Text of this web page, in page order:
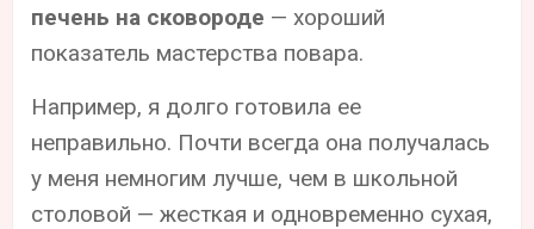
печень на сковороде — хороший
показатель мастерства повара.
Например, я долго готовила ее
неправильно. Почти всегда она получалась
у меня немногим лучше, чем в школьной
столовой — жесткая и одновременно сухая,